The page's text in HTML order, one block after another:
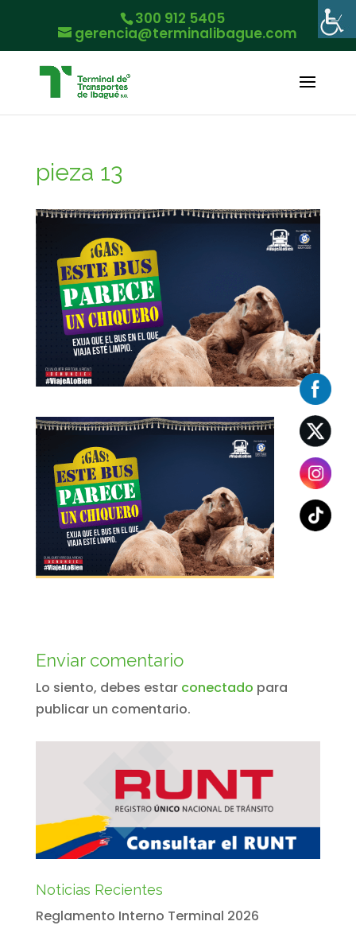
300 912 5405
gerencia@terminalibague.com
pieza 13
Enviar comentario
Lo siento, debes estar conectado para
publicar un comentario.
Noticias Recientes
Reglamento Interno Terminal 2026